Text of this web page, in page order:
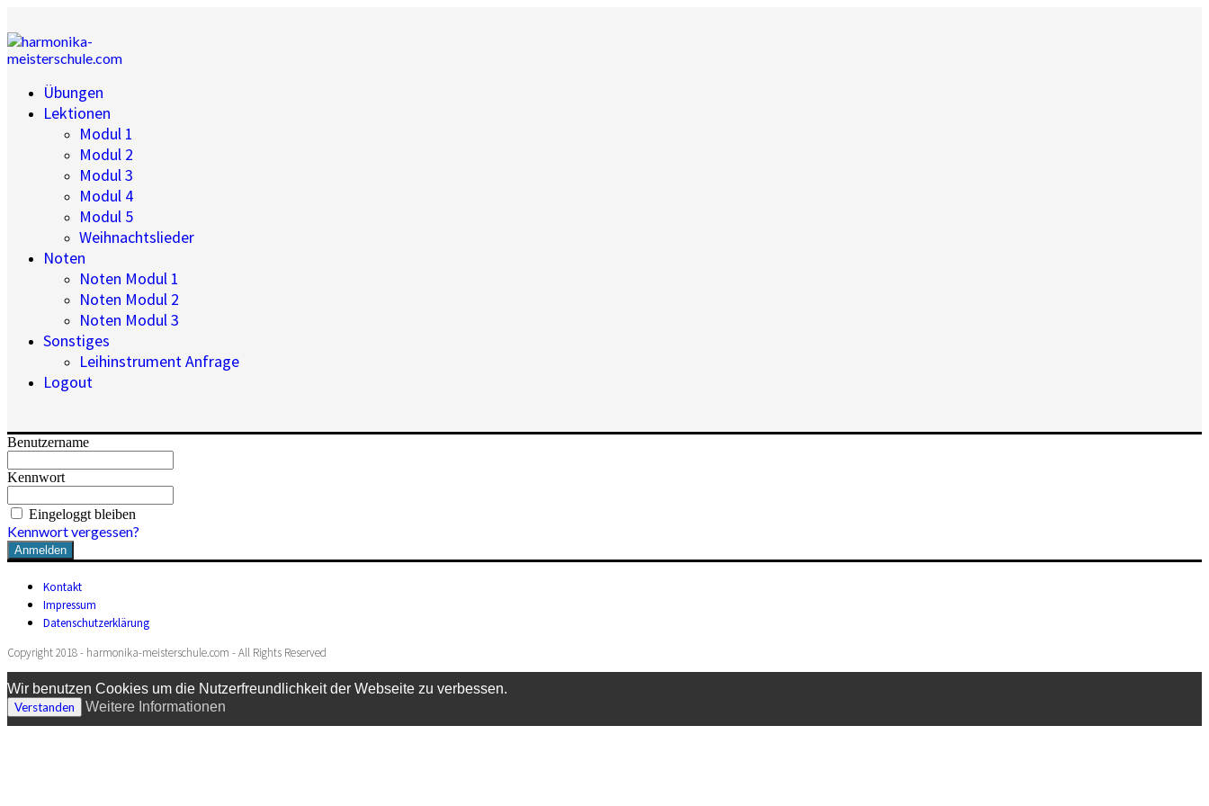
Übungen
Lektionen
Modul 1
Modul 2
Modul 3
Modul 4
Modul 5
Weihnachtslieder
Noten
Noten Modul 1
Noten Modul 2
Noten Modul 3
Sonstiges
Leihinstrument Anfrage
Logout
Benutzername
Kennwort
Eingeloggt bleiben
Kennwort vergessen?
Kontakt
Impressum
Datenschutzerklärung
Copyright 2018 - harmonika-meisterschule.com - All Rights Reserved
Wir benutzen Cookies um die Nutzerfreundlichkeit der Webseite zu verbessen.
Verstanden Weitere Informationen